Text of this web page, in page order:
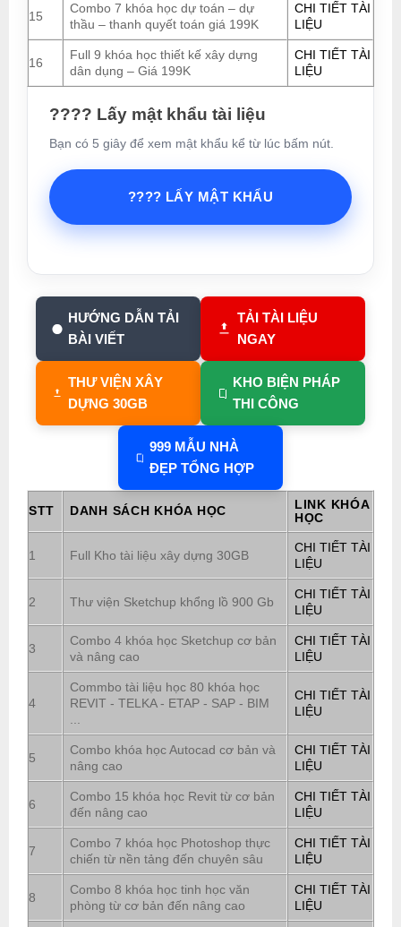
15
Combo 7 khóa học dự toán – dự
thầu – thanh quyết toán giá 199K
CHI TIẾT TÀI
LIỆU
16
Full 9 khóa học thiết kế xây dựng
dân dụng – Giá 199K
CHI TIẾT TÀI
LIỆU
???? Lấy mật khẩu tài liệu
Bạn có 5 giây để xem mật khẩu kể từ lúc bấm nút.
???? LẤY MẬT KHẨU
HƯỚNG DẪN TẢI
BÀI VIẾT
TẢI TÀI LIỆU
NGAY
THƯ VIỆN XÂY
DỰNG 30GB
KHO BIỆN PHÁP
THI CÔNG
999 MẪU NHÀ
ĐẸP TỔNG HỢP
STT DANH SÁCH KHÓA HỌC
LINK KHÓA
HỌC
1 Full Kho tài liệu xây dựng 30GB
CHI TIẾT TÀI
LIỆU
2 Thư viện Sketchup khổng lồ 900 Gb
CHI TIẾT TÀI
LIỆU
3
Combo 4 khóa học Sketchup cơ bản
và nâng cao
CHI TIẾT TÀI
LIỆU
4
Commbo tài liệu học 80 khóa học
REVIT - TELKA - ETAP - SAP - BIM
CHI TIẾT TÀI
LIỆU
5
Combo khóa học Autocad cơ bản và
nâng cao
CHI TIẾT TÀI
LIỆU
6
Combo 15 khóa học Revit từ cơ bản
đến nâng cao
CHI TIẾT TÀI
LIỆU
7
Combo 7 khóa học Photoshop thực
chiến từ nền tảng đến chuyên sâu
CHI TIẾT TÀI
LIỆU
8
Combo 8 khóa học tinh học văn
phòng từ cơ bản đến nâng cao
CHI TIẾT TÀI
LIỆU